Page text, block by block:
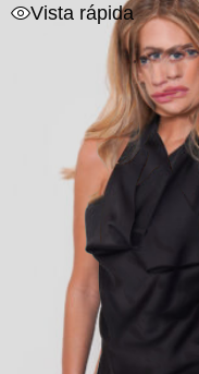
Vista rápida